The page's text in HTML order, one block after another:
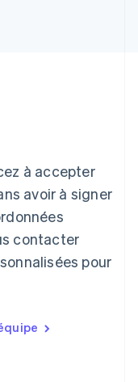
à accepter
avoir à signer
contacter
pour